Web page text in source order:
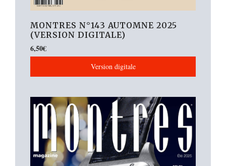
MONTRES N°143 AUTOMNE 2025
(VERSION DIGITALE)
6,50€